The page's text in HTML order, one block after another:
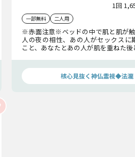
1回
一部無料 二人用
※赤面注意※ベッドの中で肌と肌が
人の夜の相性、あの人がセックスに
こと、あなたとあの人が肌を重ねた
核心見抜く神仏霊視◆法瀧